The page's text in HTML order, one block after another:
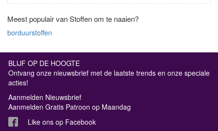
Meest populair van Stoffen om te naaien?
borduurstoffen
BLIJF OP DE HOOGTE
Ontvang onze nieuwsbrief met de laatste trends en onze speciale
acties!
Aanmelden Nieuwsbrief
Aanmelden Gratis Patroon op Maandag
Like ons op Facebook